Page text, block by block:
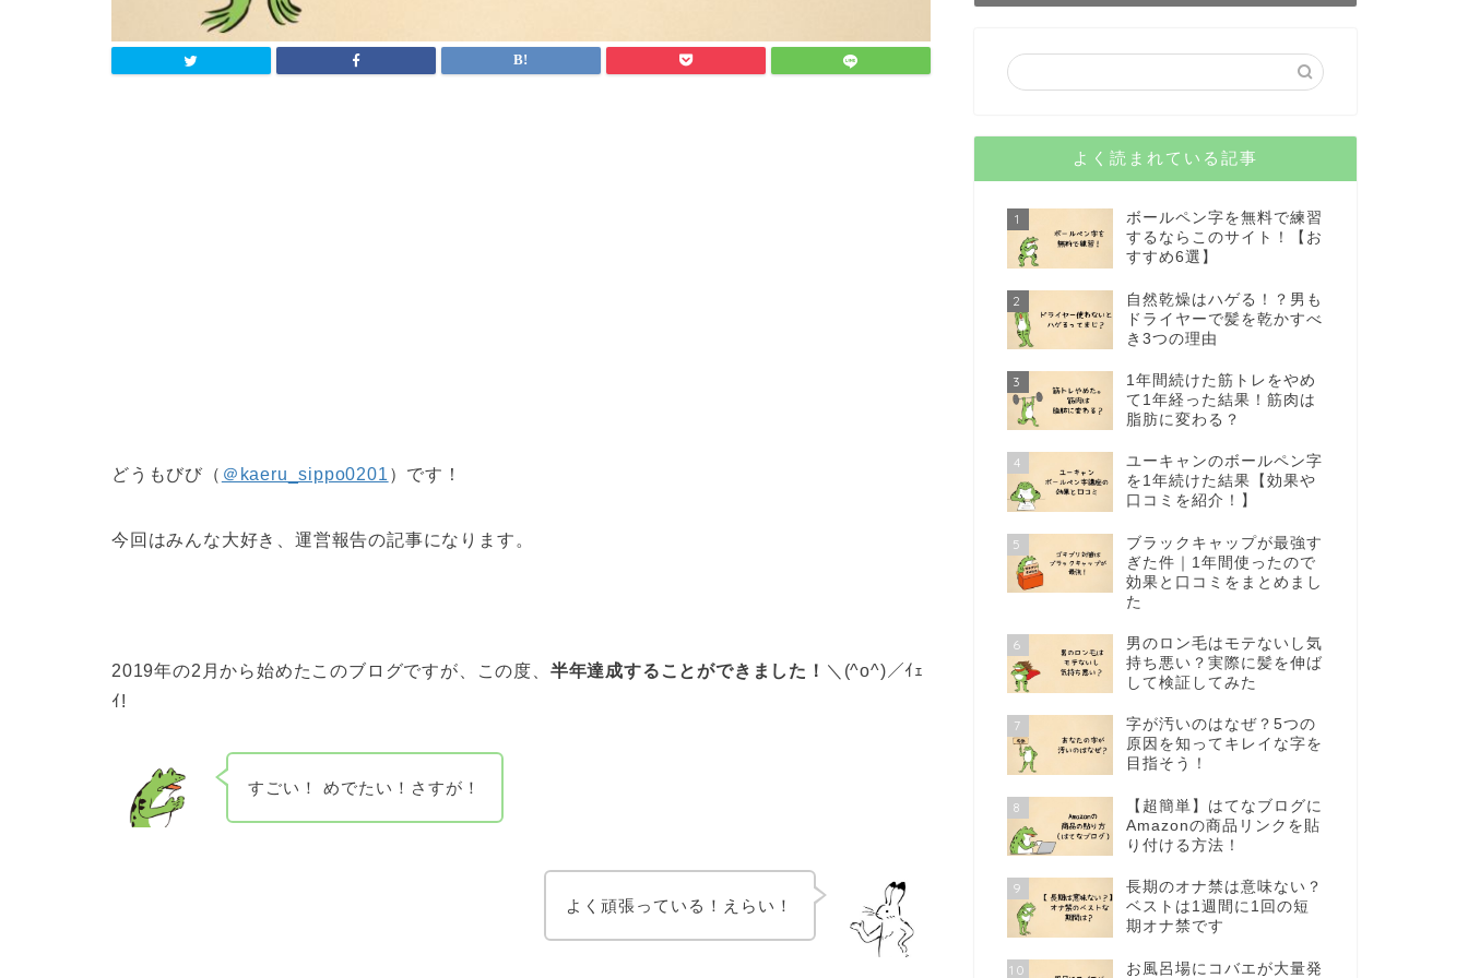
どうもびび（ ＠kaeru_sippo0201 ）です！
今回はみんな大好き、運営報告の記事になります。
2019年の2月から始めたこのブログですが、この度、 半年達成することができました！ ＼(^o^)／ｲｪ
ｲ!
すごい！ めでたい！さすが！
よく頑張っている！えらい！
よく読まれている記事
1
ボールペン字を無料で練習
するならこのサイト！【お
すすめ6選】
2
自然乾燥はハゲる！？男も
ドライヤーで髪を乾かすべ
き3つの理由
3
1年間続けた筋トレをやめ
て1年経った結果！筋肉は
脂肪に変わる？
4
ユーキャンのボールペン字
を1年続けた結果【効果や
口コミを紹介！】
5
ブラックキャップが最強す
ぎた件｜1年間使ったので
効果と口コミをまとめまし
た
6
男のロン毛はモテないし気
持ち悪い？実際に髪を伸ば
して検証してみた
7
字が汚いのはなぜ？5つの
原因を知ってキレイな字を
目指そう！
8
【超簡単】はてなブログに
Amazonの商品リンクを貼
り付ける方法！
9
長期のオナ禁は意味ない？
ベストは1週間に1回の短
期オナ禁です
10
お風呂場にコバエが大量発